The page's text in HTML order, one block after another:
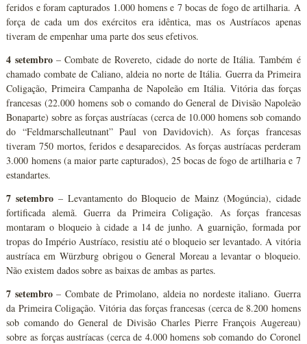
feridos e foram capturados 1.000 homens e 7 bocas de fogo de artilharia. A
força de cada um dos exércitos era idêntica, mas os Austríacos apenas
tiveram de empenhar uma parte dos seus efetivos.
4 setembro– Combate de Rovereto, cidade do norte de Itália. Também é
chamado combate de Caliano, aldeia no norte de Itália. Guerra da Primeira
Coligação, Primeira Campanha de Napoleão em Itália. Vitória das forças
francesas (22.000 homens sob o comando do General de Divisão Napoleão
Bonaparte) sobre as forças austríacas (cerca de 10.000 homens sob comando
do “Feldmarschalleutnant” Paul von Davidovich). As forças francesas
tiveram 750 mortos, feridos e desaparecidos. As forças austríacas perderam
3.000 homens (a maior parte capturados), 25 bocas de fogo de artilharia e 7
estandartes.
7 setembro – Levantamento do Bloqueio de Mainz (Mogúncia), cidade
fortificada alemã. Guerra da Primeira Coligação. As forças francesas
montaram o bloqueio à cidade a 14 de junho. A guarnição, formada por
tropas do Império Austríaco, resistiu até o bloqueio ser levantado. A vitória
austríaca em Würzburg obrigou o General Moreau a levantar o bloqueio.
Não existem dados sobre as baixas de ambas as partes.
7 setembro– Combate de Primolano, aldeia no nordeste italiano. Guerra
da Primeira Coligação. Vitória das forças francesas (cerca de 8.200 homens
sob comando do General de Divisão Charles Pierre François Augereau)
sobre as forças austríacas (cerca de 4.000 homens sob comando do Coronel